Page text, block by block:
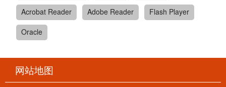
Acrobat Reader
Adobe Reader
Flash Player
Oracle
网站地图